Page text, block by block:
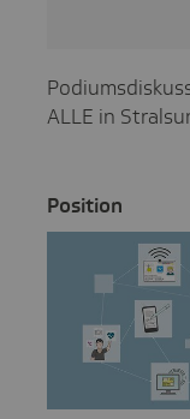
ALLE in
Posi­tion